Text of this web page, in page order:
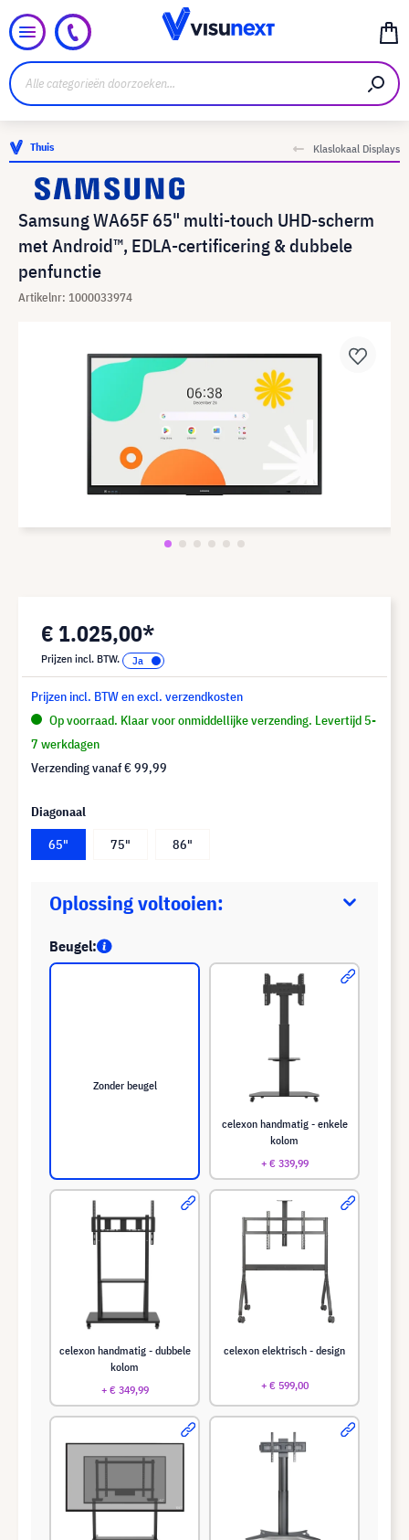
Thuis Klaslokaal Displays
Samsung WA65F 65" multi-touch UHD-scherm
met Android™, EDLA-certificering & dubbele
penfunctie
Artikelnr: 1000033974
€ 1.025,00*
Prijzen incl. BTW.
Prijzen incl. BTW en excl. verzendkosten
Op voorraad. Klaar voor onmiddellijke verzending. Levertijd 5-
7 werkdagen
Verzending vanaf€ 99,99
Diagonaal
65"
75" 86"
Oplossing voltooien:
Beugel:
Zonder beugel
celexon handmatig - enkele
kolom
+ € 339,99
celexon handmatig - dubbele
kolom
+ € 349,99
celexon elektrisch - design
+ € 599,00